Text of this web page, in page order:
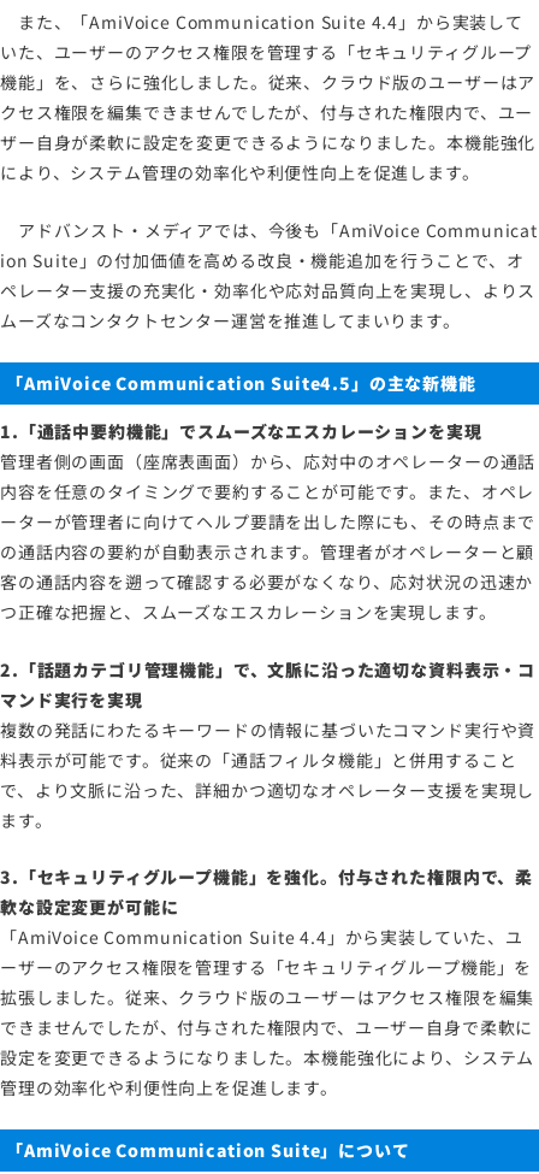
また、「AmiVoice Communication Suite 4.4」から実装して
いた、ユーザーのアクセス権限を管理する「セキュリティグループ
機能」を、さらに強化しました。従来、クラウド版のユーザーはア
クセス権限を編集できませんでしたが、付与された権限内で、ユー
ザー自身が柔軟に設定を変更できるようになりました。本機能強化
により、システム管理の効率化や利便性向上を促進します。
アドバンスト・メディアでは、今後も「AmiVoice Communicat
ion Suite」の付加価値を高める改良・機能追加を行うことで、オ
ペレーター支援の充実化・効率化や応対品質向上を実現し、よりス
ムーズなコンタクトセンター運営を推進してまいります。
「AmiVoice Communication Suite4.5」の主な新機能
1.「通話中要約機能」でスムーズなエスカレーションを実現
管理者側の画面（座席表画面）から、応対中のオペレーターの通話
内容を任意のタイミングで要約することが可能です。また、オペレ
ーターが管理者に向けてヘルプ要請を出した際にも、その時点まで
の通話内容の要約が自動表示されます。管理者がオペレーターと顧
客の通話内容を遡って確認する必要がなくなり、応対状況の迅速か
つ正確な把握と、スムーズなエスカレーションを実現します。
2.「話題カテゴリ管理機能」で、文脈に沿った適切な資料表示・コ
マンド実行を実現
複数の発話にわたるキーワードの情報に基づいたコマンド実行や資
料表示が可能です。従来の「通話フィルタ機能」と併用すること
で、より文脈に沿った、詳細かつ適切なオペレーター支援を実現し
ます。
3.「セキュリティグループ機能」を強化。付与された権限内で、柔
軟な設定変更が可能に
「AmiVoice Communication Suite 4.4」から実装していた、ユ
ーザーのアクセス権限を管理する「セキュリティグループ機能」を
拡張しました。従来、クラウド版のユーザーはアクセス権限を編集
できませんでしたが、付与された権限内で、ユーザー自身で柔軟に
設定を変更できるようになりました。本機能強化により、システム
管理の効率化や利便性向上を促進します。
「AmiVoice Communication Suite」について